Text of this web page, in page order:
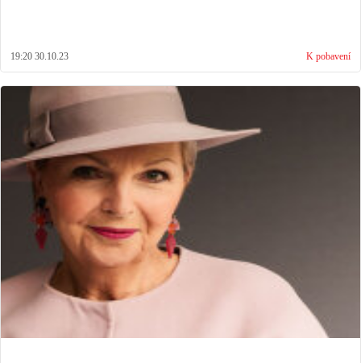
19:20 30.10.23 K pobavení